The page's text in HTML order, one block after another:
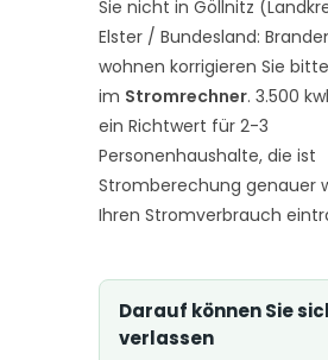
Sie nicht in Göllnitz
Elster / Bundesland:
wohnen korrigieren Sie
im Stromrechner. 3.500
ein Richtwert für 2-3
Personenhaushalte, die ist
Stromberechung genauer
Ihren Stromverbrauch
Darauf können Sie
verlassen